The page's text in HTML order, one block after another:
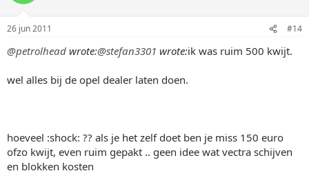
26 jun 2011 #14
@petrolhead wrote:@stefan3301 wrote:ik was ruim 500 kwijt.
wel alles bij de opel dealer laten doen.
hoeveel :shock: ?? als je het zelf doet ben je miss 150 euro
ofzo kwijt, even ruim gepakt .. geen idee wat vectra schijven
en blokken kosten